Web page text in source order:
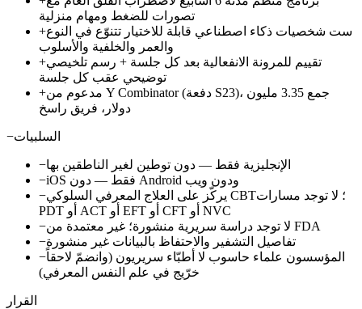
تصورات للضغط ومهام منزلية
+ست شخصيات ذكاء اصطناعي قابلة للاختيار تتنوّع في النوع
والعمر والخلفية والأسلوب
+تقييم للمرونة الانفعالية بعد كل جلسة + رسم تلخيصي
توضيحي عقب كل جلسة
+مدعوم من Y Combinator (دفعة S23)، جمع 3.35 مليون
دولار، فريق راسخ
−السلبيات
−الإنجليزية فقط — دون توطين لغير الناطقين بها
−
iOS فقط — دون Android ودون ويب
−يركّز على العلاج المعرفي السلوكي CBT؛ لا توجد مسارات
PDT أو ACT أو EFT أو CFT أو NVC
−
لا توجد دراسة سريرية منشورة؛ غير معتمدة من FDA
−تفاصيل التشفير والاحتفاظ بالبيانات غير منشورة
−المؤسسون علماء حاسوب لا أطبّاء سريريون (وانضمّ لاحقاً
خرّيج في علم النفس المعرفي)
القرار